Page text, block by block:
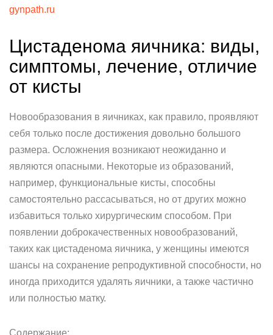
gynpath.ru
Цистаденома яичника: виды,
симптомы, лечение, отличие
от кисты
Новообразования в яичниках, как правило, проявляют
себя только после достижения довольно большого
размера. Осложнения возникают неожиданно и
являются опасными. Некоторые из образований,
например, функциональные кисты, способны
самостоятельно рассасываться, но от других можно
избавиться только хирургическим способом. При
появлении доброкачественных новообразований,
таких как цистаденома яичника, у женщины имеются
шансы на сохранение репродуктивной способности, но
иногда приходится удалять яичники, а также частично
или полностью матку.
Содержание: